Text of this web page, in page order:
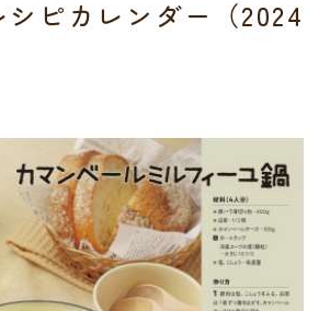
ピカレンダー（2024